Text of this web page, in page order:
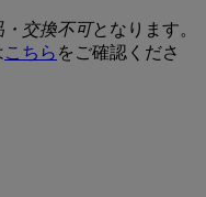
・交換不可となります。
こちら をご確認くださ